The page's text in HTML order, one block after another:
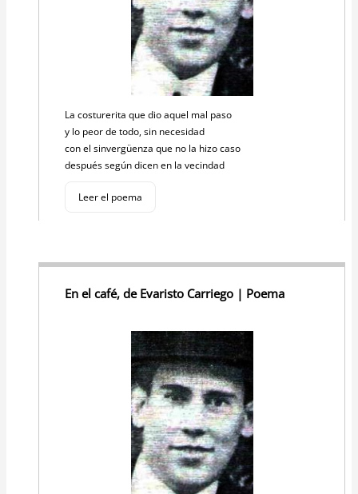
La costurerita que dio aquel mal paso
y lo peor de todo, sin necesidad
con el sinvergüenza que no la hizo caso
después según dicen en la vecindad
Leer el poema
En el café, de Evaristo Carriego | Poema